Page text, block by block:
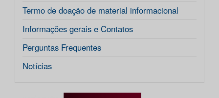
Termo de doação de material informacional
Informações gerais e Contatos
Perguntas Frequentes
Notícias